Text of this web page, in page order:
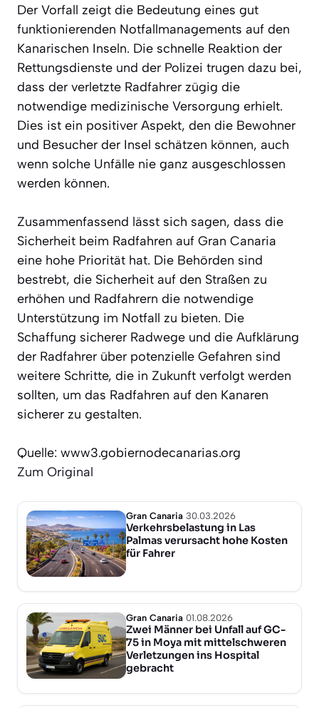
Der Vorfall zeigt die Bedeutung eines gut
funktionierenden Notfallmanagements auf den
Kanarischen Inseln. Die schnelle Reaktion der
Rettungsdienste und der Polizei trugen dazu bei,
dass der verletzte Radfahrer zügig die
notwendige medizinische Versorgung erhielt.
Dies ist ein positiver Aspekt, den die Bewohner
und Besucher der Insel schätzen können, auch
wenn solche Unfälle nie ganz ausgeschlossen
werden können.
Zusammenfassend lässt sich sagen, dass die
Sicherheit beim Radfahren auf Gran Canaria
eine hohe Priorität hat. Die Behörden sind
bestrebt, die Sicherheit auf den Straßen zu
erhöhen und Radfahrern die notwendige
Unterstützung im Notfall zu bieten. Die
Schaffung sicherer Radwege und die Aufklärung
der Radfahrer über potenzielle Gefahren sind
weitere Schritte, die in Zukunft verfolgt werden
sollten, um das Radfahren auf den Kanaren
sicherer zu gestalten.
Quelle: www3.gobiernodecanarias.org
Zum Original
Gran Canaria 30.03.2026
Verkehrsbelastung in Las
Palmas verursacht hohe Kosten
für Fahrer
Gran Canaria 01.08.2026
Zwei Männer bei Unfall auf GC-
75 in Moya mit mittelschweren
Verletzungen ins Hospital
gebracht